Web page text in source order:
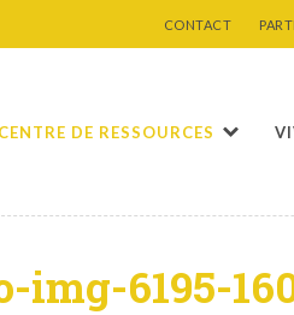
CONTACT
CENTRE DE RESSOURCES
img-6195-